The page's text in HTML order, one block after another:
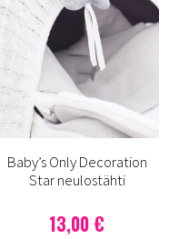
Baby’s Only Decoration
Star neulostähti
13,00 €